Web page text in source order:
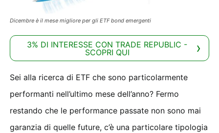
Dicembre è il mese migliore per gli ETF bond emergenti
3% DI INTERESSE CON TRADE REPUBLIC -
SCOPRI QUI
Sei alla ricerca di ETF che sono particolarmente
performanti nell’ultimo mese dell’anno? Fermo
restando che le performance passate non sono mai
garanzia di quelle future, c’è una particolare tipologia